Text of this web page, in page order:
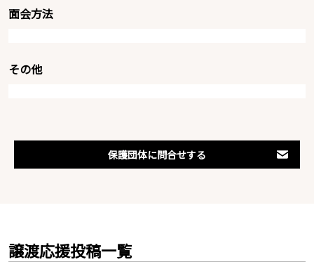
面会方法
その他
保護団体に問合せする
譲渡応援投稿一覧